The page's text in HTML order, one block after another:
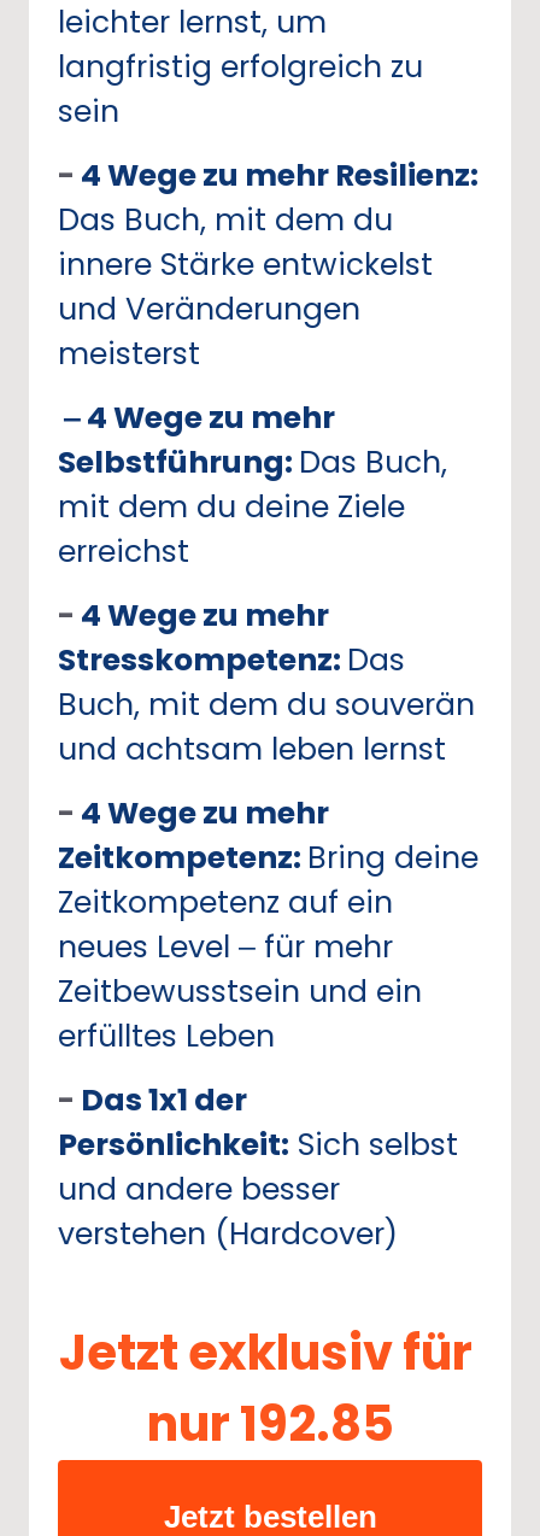
leichter lernst,
langfristig erfolgreich
sein
- 4 Wege zu mehr
Das Buch, mit dem
innere Stärke
und
meisterst
‒4 Wege zu
Selbstführung: Das
mit dem du deine
erreichst
- 4Wege zu
Stresskompetenz:
Buch, mit dem du
und achtsam leben lernst
- 4 Wege zu
Zeitkompetenz: Bring
Zeitkompetenz auf
neues Level ‒ für
Zeitbewusstsein und
erfülltes Leben
- Das 1x1
Persönlichkeit: Sich
und andere
verstehen (Hardcover)
Jetzt exklusiv
nur 192.85
Jetzt bestellen